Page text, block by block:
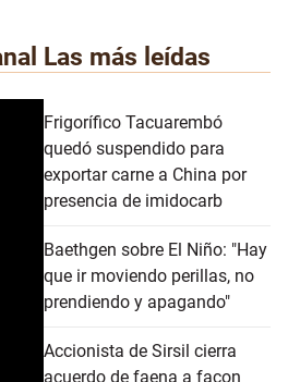
Las más leídas
Frigorífico Tacuarembó
quedó suspendido para
exportar carne a China por
presencia de imidocarb
Baethgen sobre El Niño: "Hay
que ir moviendo perillas, no
prendiendo y apagando"
Accionista de Sirsil cierra
acuerdo de faena a façon